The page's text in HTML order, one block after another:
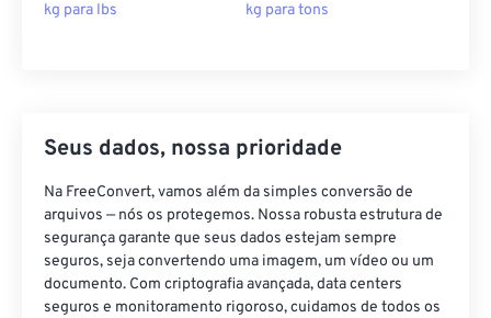
kg para lbs kg para tons
Seus dados, nossa prioridade
Na FreeConvert, vamos além da simples conversão de
arquivos — nós os protegemos. Nossa robusta estrutura de
segurança garante que seus dados estejam sempre
seguros, seja convertendo uma imagem, um vídeo ou um
documento. Com criptografia avançada, data centers
seguros e monitoramento rigoroso, cuidamos de todos os